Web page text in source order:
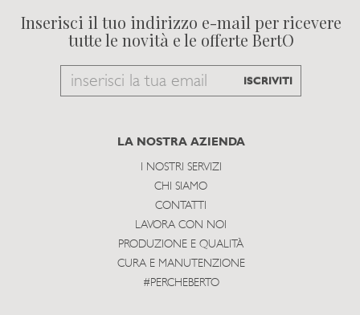
Inserisci il tuo indirizzo e-mail per ricevere
tutte le novità e le offerte BertO
Email
subscribe
ISCRIVITI
LA NOSTRA AZIENDA
I NOSTRI SERVIZI
CHI SIAMO
CONTATTI
LAVORA CON NOI
PRODUZIONE E QUALITÀ
CURA E MANUTENZIONE
#PERCHEBERTO